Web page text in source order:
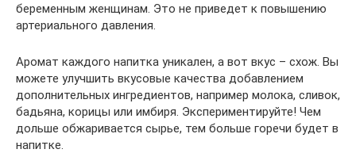
беременным женщинам. Это не приведет к повышению
артериального давления.
Аромат каждого напитка уникален, а вот вкус – схож. Вы
можете улучшить вкусовые качества добавлением
дополнительных ингредиентов, например молока, сливок,
бадьяна, корицы или имбиря. Экспериментируйте! Чем
дольше обжаривается сырье, тем больше горечи будет в
напитке.